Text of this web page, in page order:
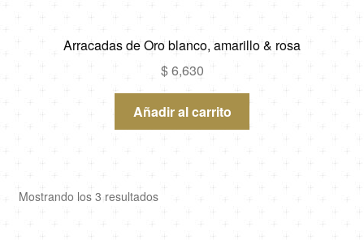
Arracadas de Oro blanco, amarillo & rosa
$6,630
Añadir al carrito
Mostrando los 3 resultadosOrdenado
por